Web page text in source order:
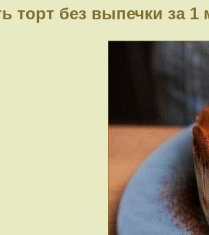
торт без выпечки за 1